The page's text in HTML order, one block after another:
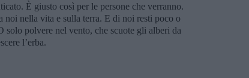
È giusto così per le persone che verranno.
noi nella vita e sulla terra. E di noi resti poco o
solo polvere nel vento, che scuote gli alberi da
l’erba.